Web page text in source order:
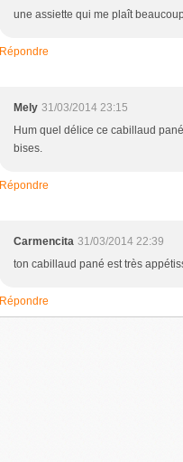
une assiette qui me plaît
Répondre
Mely 31/03/2014 23:15
Hum quel délice ce cabillaud
bises.
Répondre
Carmencita 31/03/2014 22:39
ton cabillaud pané est très
Répondre